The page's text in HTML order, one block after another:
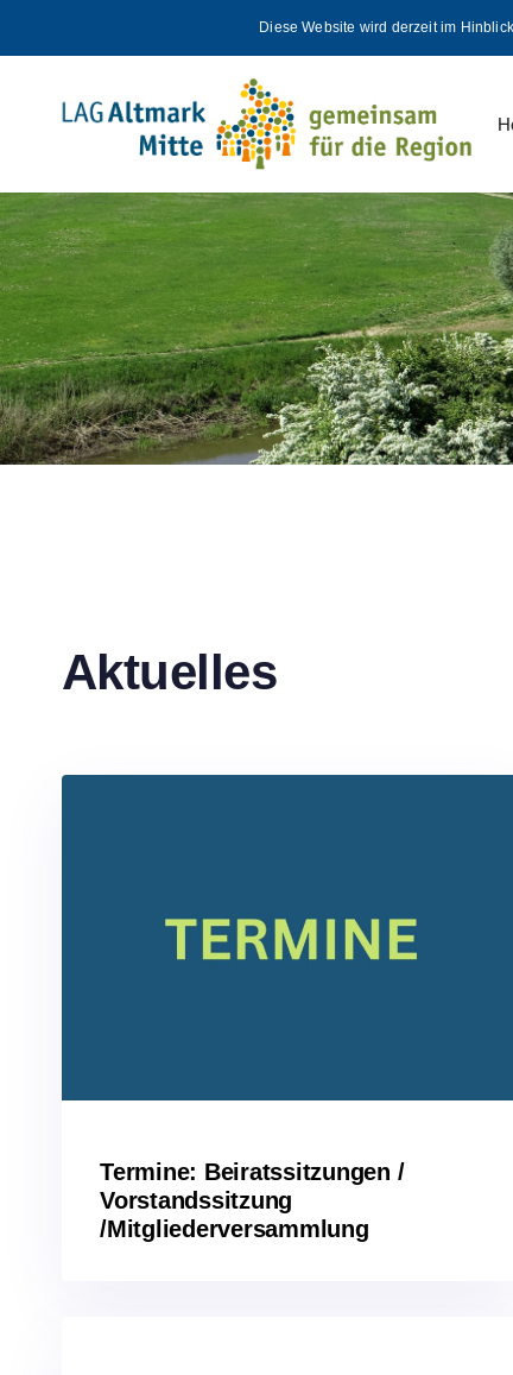
Diese Website wird derzeit im
navigation
content
Aktuelles
Termine: Beiratssitzungen /
Vorstandssitzung
/Mitgliederversammlung